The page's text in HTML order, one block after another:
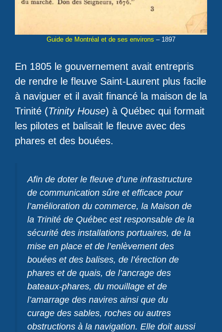
Guide de Montréal et de ses environs – 1897
En 1805 le gouvernement avait entrepris
de rendre le fleuve Saint-Laurent plus facile
à naviguer et il avait financé la maison de la
Trinité (Trinity House) à Québec qui formait
les pilotes et balisait le fleuve avec des
phares et des bouées.
Afin de doter le fleuve d’une infrastructure
de communication sûre et efficace pour
l’amélioration du commerce, la Maison de
la Trinité de Québec est responsable de la
sécurité des installations portuaires, de la
mise en place et de l’enlèvement des
bouées et des balises, de l’érection de
phares et de quais, de l’ancrage des
bateaux-phares, du mouillage et de
l’amarrage des navires ainsi que du
curage des sables, roches ou autres
obstructions à la navigation. Elle doit aussi